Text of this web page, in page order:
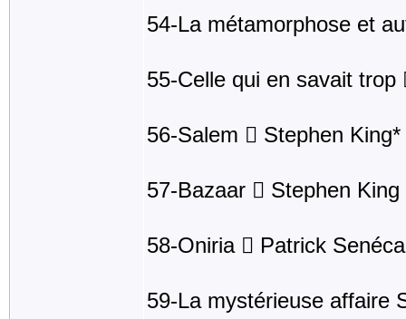
54-La métamorphose et
55-Celle qui en savait trop
56-Salem  Stephen King*
57-Bazaar  Stephen King
58-Oniria  Patrick
59-La mystérieuse affaire